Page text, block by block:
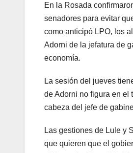
En la Rosada
senadores para evitar
como anticipó LPO, los
Adorni de la jefatura de
economía.
La sesión del jueves
de Adorni no figura en el
cabeza del jefe de
Las gestiones de Lule y
que quieren que el